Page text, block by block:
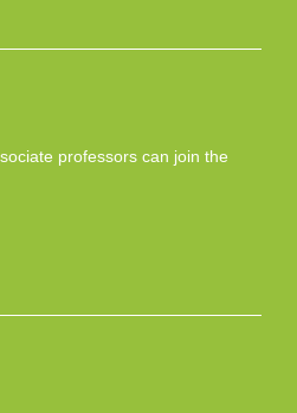
professors can join the